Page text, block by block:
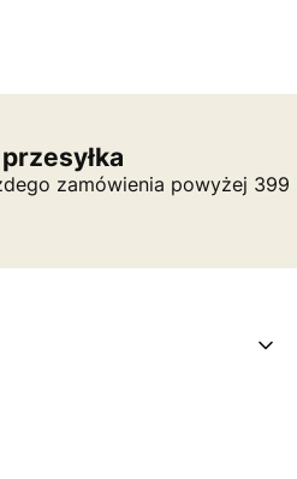
zamówienia powyżej 399